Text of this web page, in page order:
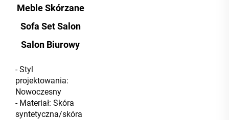
Meble Skórzane
Sofa Set Salon
Salon Biurowy
- Styl
projektowania:
Nowoczesny
- Materiał: Skóra
syntetyczna/skóra